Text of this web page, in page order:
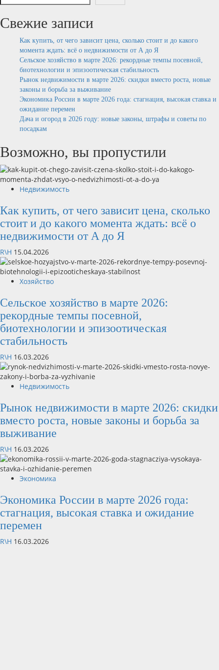
Свежие записи
Как купить, от чего зависит цена, сколько стоит и до какого
момента ждать: всё о недвижимости от А до Я
Сельское хозяйство в марте 2026: рекордные темпы посевной,
биотехнологии и эпизоотическая стабильность
Рынок недвижимости в марте 2026: скидки вместо роста, новые
законы и борьба за выживание
Экономика России в марте 2026 года: стагнация, высокая ставка и
ожидание перемен
Дача и огород в 2026 году: новые законы, штрафы и советы по
посадкам
Возможно, вы пропустили
Недвижимость
Как купить, от чего зависит цена, сколько
стоит и до какого момента ждать: всё о
недвижимости от А до Я
R\H 15.04.2026
Хозяйство
Сельское хозяйство в марте 2026:
рекордные темпы посевной,
биотехнологии и эпизоотическая
стабильность
R\H 16.03.2026
Недвижимость
Рынок недвижимости в марте 2026: скидки
вместо роста, новые законы и борьба за
выживание
R\H 16.03.2026
Экономика
Экономика России в марте 2026 года:
стагнация, высокая ставка и ожидание
перемен
R\H 16.03.2026